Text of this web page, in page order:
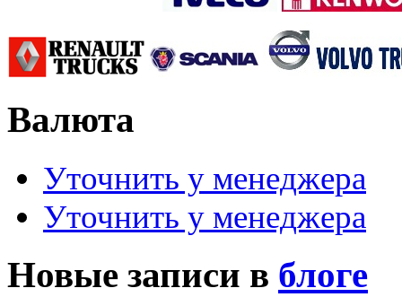
Валюта
Уточнить у менеджера
Уточнить у менеджера
Новые записи в блоге